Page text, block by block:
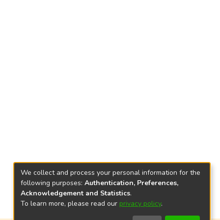
We collect and process your personal information for the
following purposes: Authentication, Preferences,
Acknowledgement and Statistics.
To learn more, please read our privacy policy.